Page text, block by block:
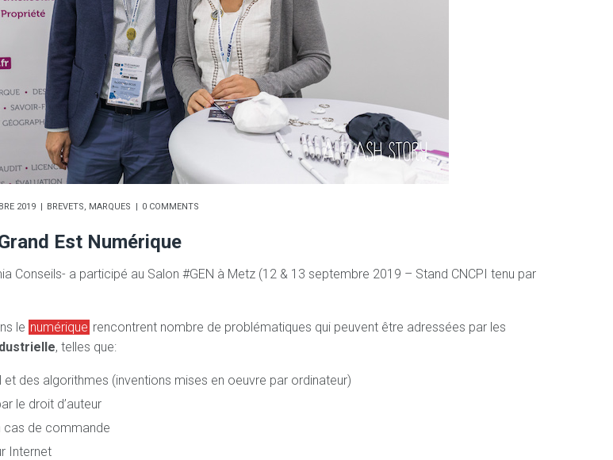
2019 BREVETS, MARQUES 0 COMMENTS
Est Numérique
Conseils- a participé au Salon #GEN à Metz (12 & 13 septembre 2019 – Stand CNCPI tenu par
le numérique rencontrent nombre de problématiques qui peuvent être adressées par les
, telles que:
des algorithmes (inventions mises en oeuvre par ordinateur)
le droit d’auteur
cas de commande
Internet